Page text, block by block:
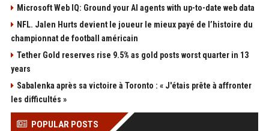
Microsoft Web IQ: Ground your AI agents with up-to-date web data
NFL. Jalen Hurts devient le joueur le mieux payé de l’histoire du
championnat de football américain
Tether Gold reserves rise 9.5% as gold posts worst quarter in 13
years
Sabalenka après sa victoire à Toronto : « J'étais prête à affronter
les difficultés »
POPULAR POSTS